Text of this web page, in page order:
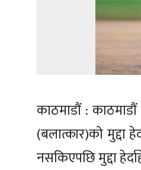
काठमाडौं :
(बलात्कार)को मुद्दा
नसकिएपछि मुद्दा